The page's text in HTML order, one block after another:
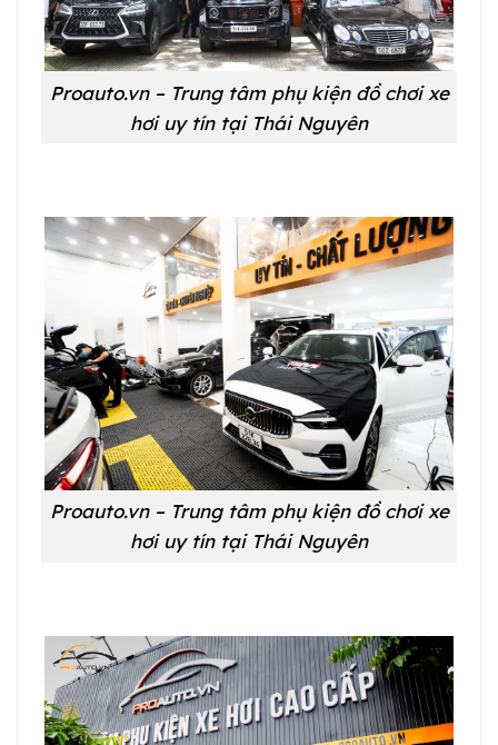
Proauto.vn – Trung tâm phụ kiện đồ chơi xe
hơi uy tín tại Thái Nguyên
Proauto.vn – Trung tâm phụ kiện đồ chơi xe
hơi uy tín tại Thái Nguyên